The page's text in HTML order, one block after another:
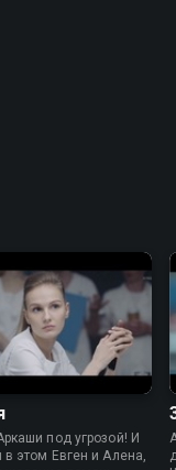
под угрозой! И
в этом Евген и Алена,